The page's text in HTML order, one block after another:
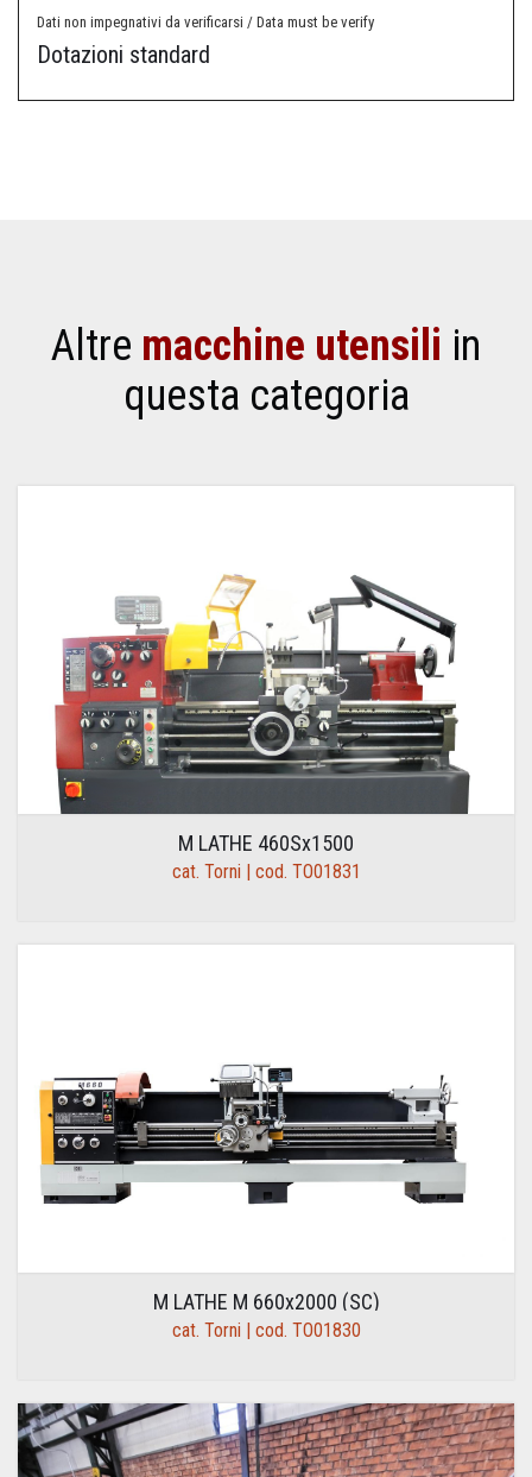
Dati non impegnativi da verificarsi / Data must be verify
Dotazioni standard
Altre macchine utensili in
questa categoria
M LATHE 460Sx1500
cat. Torni | cod. TO01831
M LATHE M 660x2000 (SC)
cat. Torni | cod. TO01830